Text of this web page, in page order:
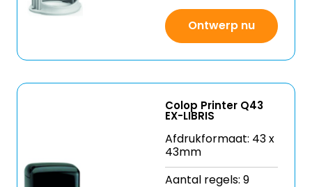
Ontwerp nu
Colop Printer Q43
EX-LIBRIS
Afdrukformaat: 43 x
43mm
Aantal regels: 9